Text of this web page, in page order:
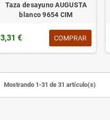
Taza desayuno AUGUSTA
blanco 9654 CIM
3,31 € COMPRAR
Mostrando 1-31 de 31 artículo(s)